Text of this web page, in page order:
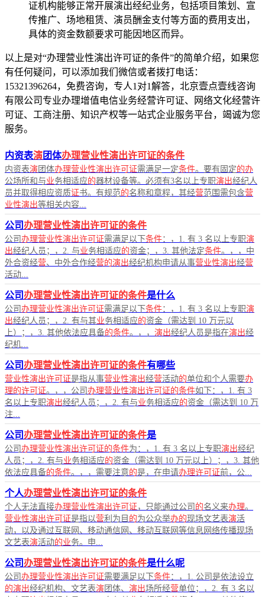
证机构能够正常开展演出经纪业务，包括项目策划、宣
传推广、场地租赁、演员酬金支付等方面的费用支出，
具体的资金数额要求可能因地区而异。
以上是对“办理营业性演出许可证的条件”的简单介绍，如果您
有任何疑问，可以添加我们微信或者拨打电话：
15321396264，免费咨询，专人1对1解答，北京壹点壹线咨询
有限公司专业办理增值电信业务经营许可证、网络文化经营许
可证、工商注册、知识产权等一站式企业服务平台，竭诚为您
服务。
内资表演团体办理营业性演出许可证的条件
内资表演 团体办理营业性演出许可证需满足一定条件。要有固定的办
公场所和与业务相适应的器材设备等。必须有3名以上专职演出经纪人
员并取得相应资质证书。有规范的名称和章程，其经营范围需包含营
业性演出等相关内容...
公司办理营业性演出许可证的条件
公司 办理营业性演出许可证需满足以下条件：，1. 有 3 名以上专职演
出经纪人员；，2. 与业务相适应的资金；，3. 其他法定条件。，，中
外合资经营、中外合作经营的演出经纪机构申请从事营业性演出经营
活动...
公司办理营业性演出许可证的条件是什么
公司 办理营业性演出许可证需满足以下条件：，1. 有 3 名以上专职演
出经纪人员；，2. 有与其业务相适应的资金（需达到 10 万元以
上）；，3. 其他依法应具备的条件。，， 演出经纪人员是指在演出经
纪机...
公司办理营业性演出许可证的条件有哪些
营业性演出许可证是指从事营业性演出经营活动的单位和个人需要办
理的许可证。，，公司 办理营业性演出许可证的条件如下：，1. 有 3
名以上专职演出经纪人员；，2. 有与业务相适应的资金（需达到 10 万
注...
公司办理营业性演出许可证的条件是
公司 办理营业性演出许可证的条件为：，1. 有 3 名以上专职演出经纪
人员；，2. 有与业务相适应的资金（需达到 10 万元以上）；，3. 其他
依法应具备的条件。，，需要注意的是，在申请办理许可证前，公...
个人办理营业性演出许可证的条件
个人无法直接办理营业性演出许可证 ，只能通过公司 的名义来办理。
营业性演出许可证是指以营利为目 的为公众举办的现场文艺表演活
动，以及通过互联网、移动通信网、移动互联网等信息网络传播现场
文艺表演活动的业务。申...
公司办理营业性演出许可证的条件是什么呢
公司 办理营业性演出许可证需要满足以下条件：，1. 公司是依法设立
的演出经纪机构、文艺表演 团体、 演出场所经营单位；，2. 有 3 名以